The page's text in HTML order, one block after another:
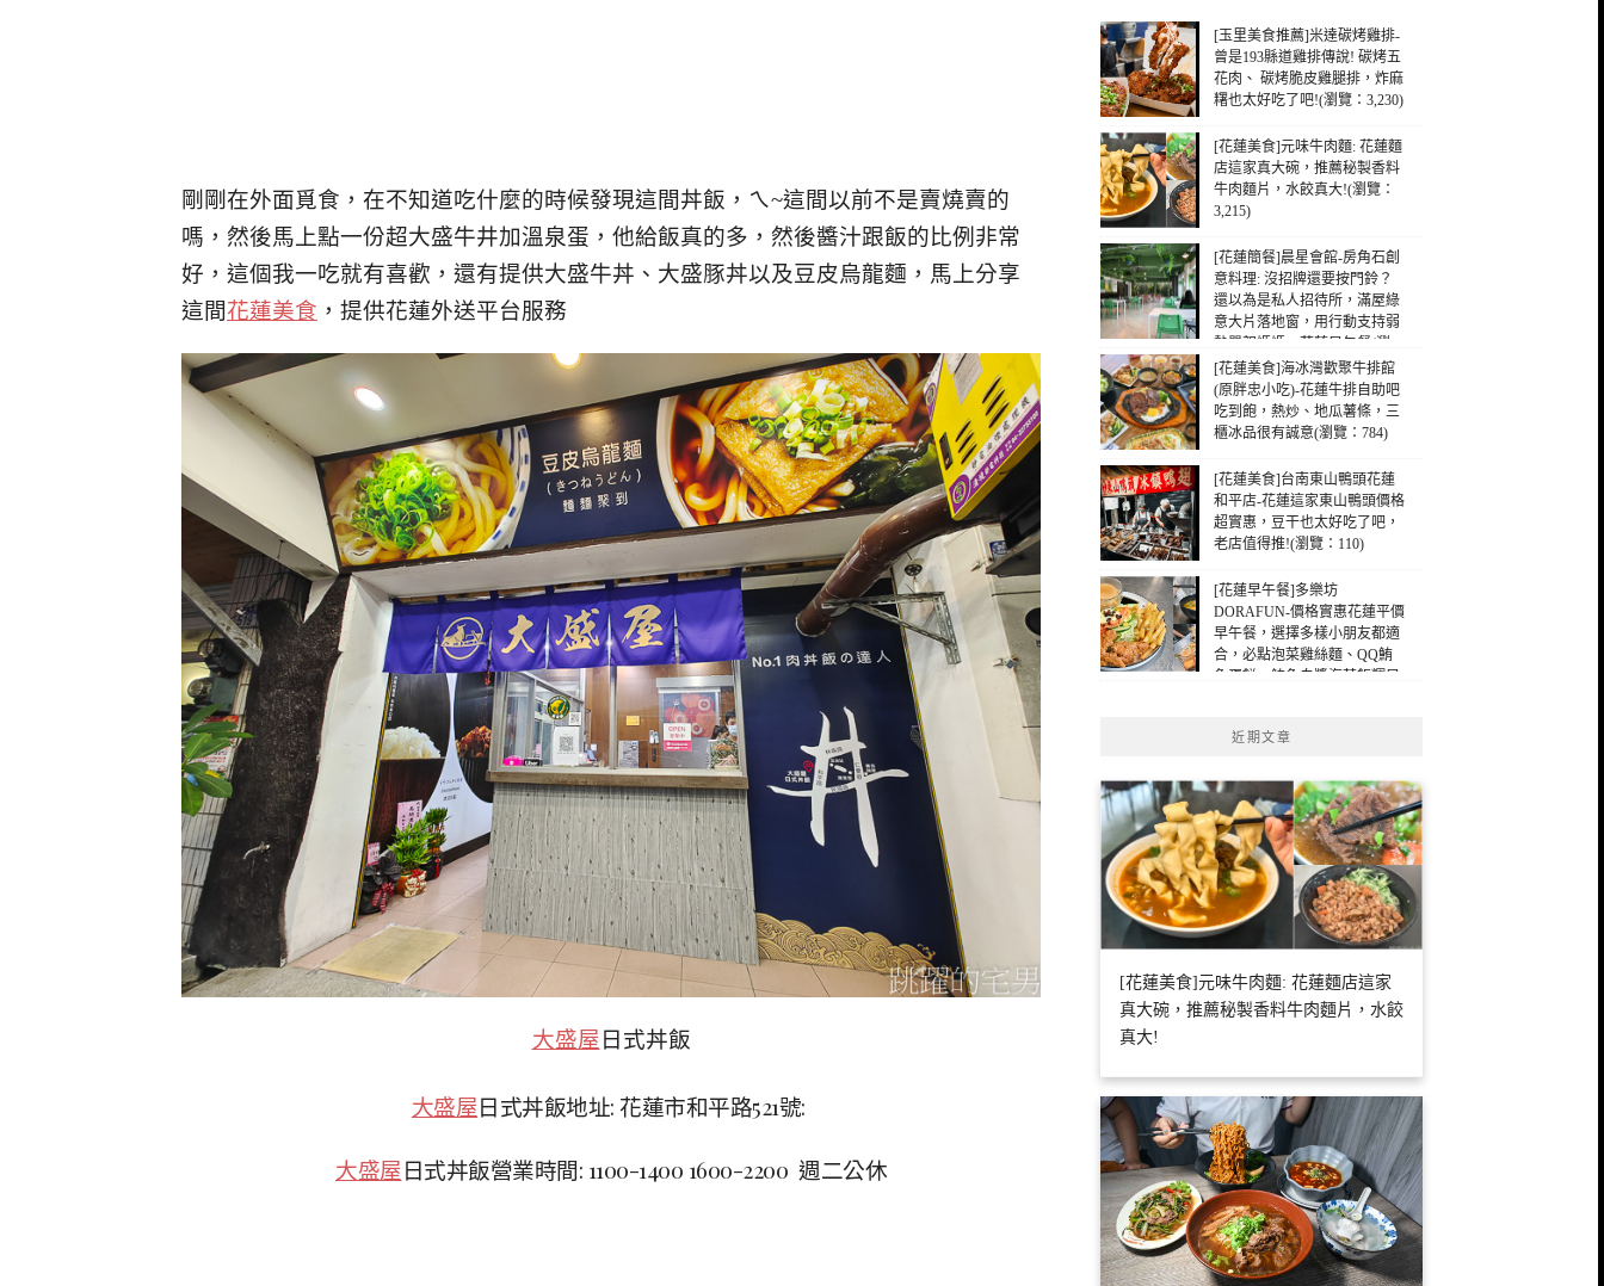
剛剛在外面覓食，在不知道吃什麼的時候發現這間丼飯，ㄟ~這間以前不是賣燒賣的
嗎，然後馬上點一份超大盛牛井加溫泉蛋，他給飯真的多，然後醬汁跟飯的比例非常
好，這個我一吃就有喜歡，還有提供大盛牛丼、大盛豚丼以及豆皮烏龍麵，馬上分享
這間花蓮美食 ，提供花蓮外送平台服務
大盛屋 日式丼飯
大盛屋日式丼飯地址: 花蓮市和平路521號:
大盛屋 日式丼飯營業時間: 1100-1400 1600-2200 週二公休
[玉里美食推薦]米達碳烤雞排-
曾是193縣道雞排傳說! 碳烤五
花肉、 碳烤脆皮雞腿排，炸麻
糬也太好吃了吧!(瀏覽：3,230)
[花蓮美食]元味牛肉麵: 花蓮麵
店這家真大碗，推薦秘製香料
牛肉麵片，水餃真大!(瀏覽：
3,215)
[花蓮簡餐]晨星會館-房角石創
意料理: 沒招牌還要按門鈴？
還以為是私人招待所，滿屋綠
意大片落地窗，用行動支持弱
勢單親媽媽，花蓮早午餐(瀏
覽：1,017)
[花蓮美食]海冰灣歡聚牛排館
(原胖忠小吃)-花蓮牛排自助吧
吃到飽，熱炒、地瓜薯條，三
櫃冰品很有誠意(瀏覽：784)
[花蓮美食]台南東山鴨頭花蓮
和平店-花蓮這家東山鴨頭價格
超實惠，豆干也太好吃了吧，
老店值得推!(瀏覽：110)
[花蓮早午餐]多樂坊
DORAFUN-價格實惠花蓮平價
早午餐，選擇多樣小朋友都適
合，必點泡菜雞絲麵、QQ鮪
魚蛋餅，鮪魚白醬海苔飯糰早
近期文章
[花蓮美食]元味牛肉麵: 花蓮麵店這家
真大碗，推薦秘製香料牛肉麵片，水餃
真大!